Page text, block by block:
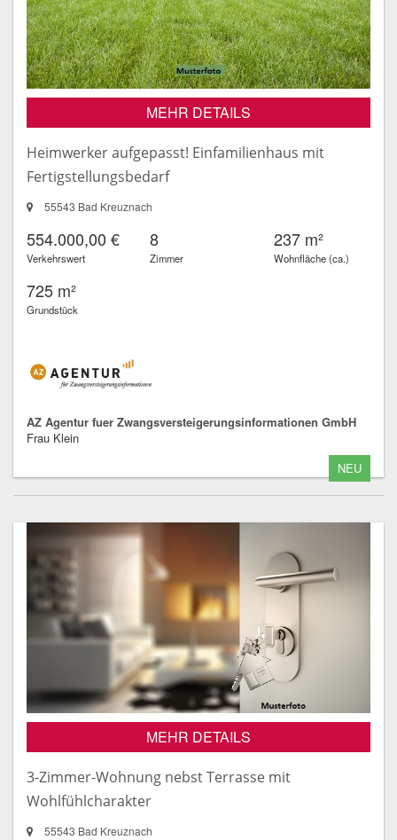
MEHR DETAILS
Heimwerker aufgepasst! Einfamilienhaus mit
Fertigstellungsbedarf
55543 Bad Kreuznach
554.000,00 €
Verkehrswert
8
Zimmer
237 m²
Wohnfläche (ca.)
725 m²
Grundstück
AZ Agentur fuer Zwangsversteigerungsinformationen GmbH
Frau Klein
NEU
MEHR DETAILS
3-Zimmer-Wohnung nebst Terrasse mit
Wohlfühlcharakter
55543 Bad Kreuznach